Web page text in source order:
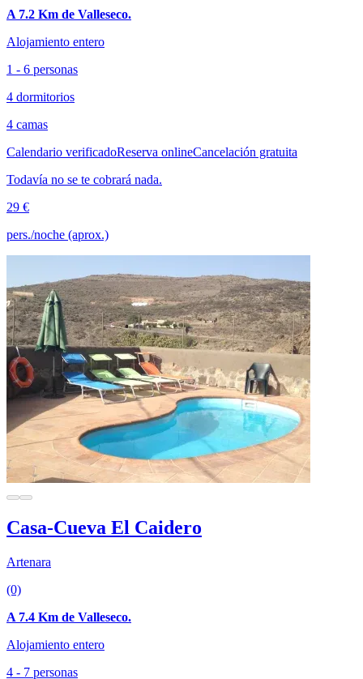
A 7.2 Km de Valleseco.
Alojamiento entero
1 - 6 personas
4 dormitorios
4 camas
Calendario verificadoReserva onlineCancelación gratuita
Todavía no se te cobrará nada.
29 €
pers./noche (aprox.)
Casa-Cueva El Caidero
Artenara
(0)
A 7.4 Km de Valleseco.
Alojamiento entero
4 - 7 personas